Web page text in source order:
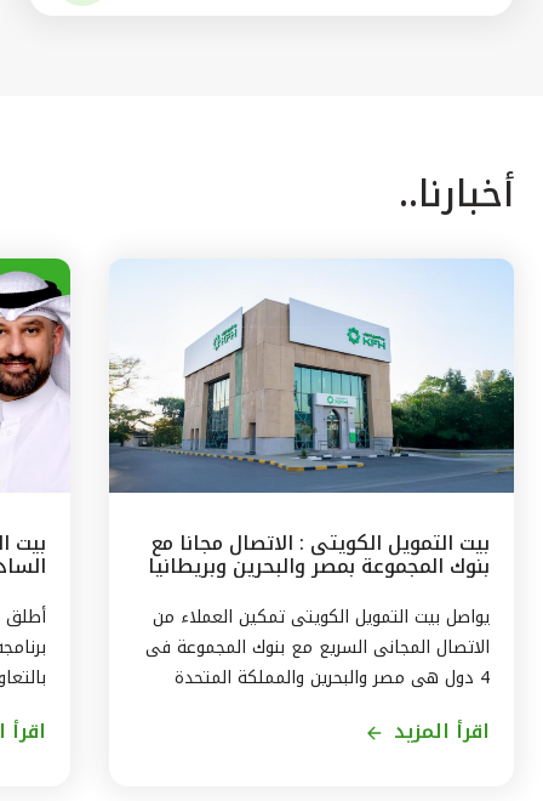
أخبارنا..
بيت التمويل الكويتى : الاتصال مجانا مع
بنوك المجموعة بمصر والبحرين وبريطانيا
وتركيا
يواصل بيت التمويل الكويتى تمكين العملاء من
الاتصال المجانى السريع مع بنوك المجموعة فى
4 دول هى مصر والبحرين والمملكة المتحدة
اقرأ المزيد
بيت
أطلق
اقرأ